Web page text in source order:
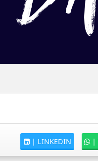
|
| LINKEDIN